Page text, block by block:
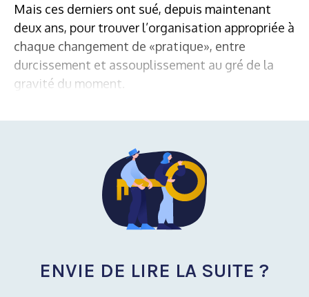
Mais ces derniers ont sué, depuis maintenant
deux ans, pour trouver l’organisation appropriée à
chaque changement de «pratique», entre
durcissement et assouplissement au gré de la
gravité du moment.
ENVIE DE LIRE LA SUITE ?